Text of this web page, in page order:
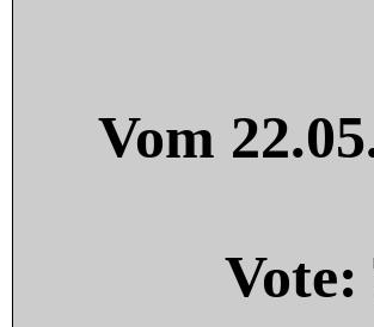
Vom
Vote: